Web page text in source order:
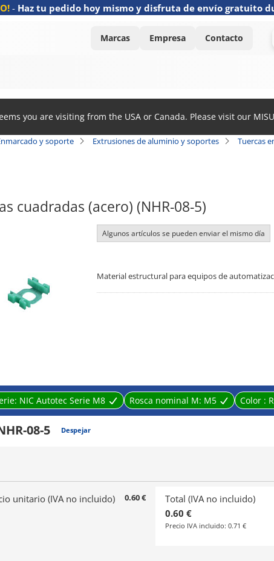
- Haz tu pedido hoy mismo y disfruta de envío gratuito
Marcas Empresa Contacto
you are visiting from the USA or Canada. Please visit our
y soporte Extrusiones de aluminio y soportes
Tuercas
cuadradas (acero) (NHR-08-5)
Algunos artículos se pueden enviar el mismo día
Material estructural para equipos de
NIC Autotec Serie M8 Rosca nominal M: M5 Color :
08-5 Despejar
unitario (IVA no incluido) 0.60 €
Total (IVA no incluido)
0.60 €
Precio IVA incluido: 0.71 €